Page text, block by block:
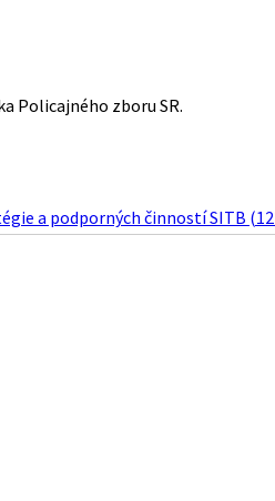
Policajného zboru SR.
a podporných činností SITB